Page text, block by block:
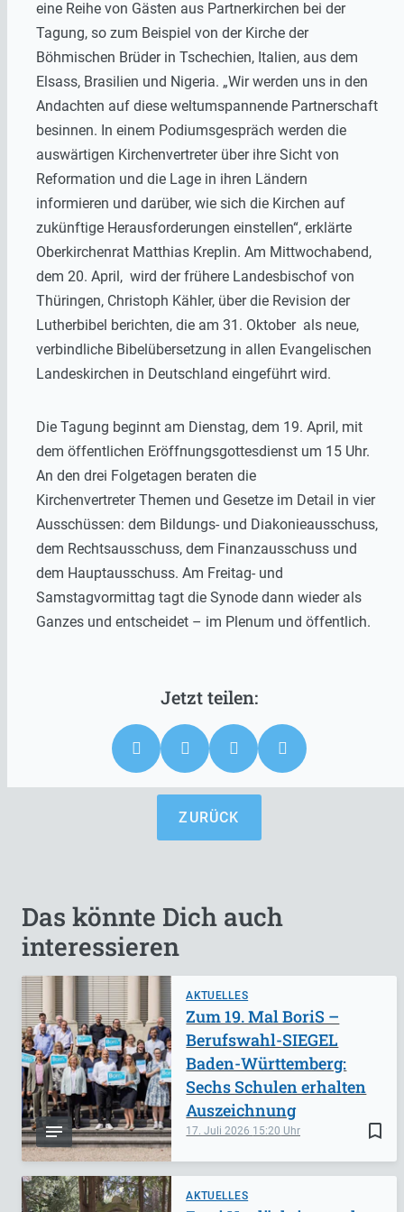
eine Reihe von Gästen aus Partnerkirchen bei der
Tagung, so zum Beispiel von der Kirche der
Böhmischen Brüder in Tschechien, Italien, aus dem
Elsass, Brasilien und Nigeria. „Wir werden uns in den
Andachten auf diese weltumspannende Partnerschaft
besinnen. In einem Podiumsgespräch werden die
auswärtigen Kirchenvertreter über ihre Sicht von
Reformation und die Lage in ihren Ländern
informieren und darüber, wie sich die Kirchen auf
zukünftige Herausforderungen einstellen“, erklärte
Oberkirchenrat Matthias Kreplin. Am Mittwochabend,
dem 20. April, wird der frühere Landesbischof von
Thüringen, Christoph Kähler, über die Revision der
Lutherbibel berichten, die am 31. Oktober als neue,
verbindliche Bibelübersetzung in allen Evangelischen
Landeskirchen in Deutschland eingeführt wird.
Die Tagung beginnt am Dienstag, dem 19. April, mit
dem öffentlichen Eröffnungsgottesdienst um 15 Uhr.
An den drei Folgetagen beraten die
Kirchenvertreter Themen und Gesetze im Detail in vier
Ausschüssen: dem Bildungs- und Diakonieausschuss,
dem Rechtsausschuss, dem Finanzausschuss und
dem Hauptausschuss. Am Freitag- und
Samstagvormittag tagt die Synode dann wieder als
Ganzes und entscheidet – im Plenum und öffentlich.
ZURÜCK
Das könnte Dich auch
interessieren
AKTUELLES
bookmark_border
17. Juli 2026 15:20
Zum 19. Mal BoriS –
Berufswahl-SIEGEL
Baden-Württemberg:
Sechs Schulen erhalten
Auszeichnung
AKTUELLES